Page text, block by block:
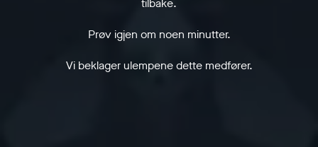
tilbake.
Prøv igjen om noen minutter.
Vi beklager ulempene dette medfører.